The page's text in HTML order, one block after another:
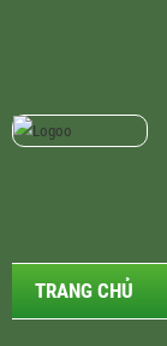
TRANG CHỦ